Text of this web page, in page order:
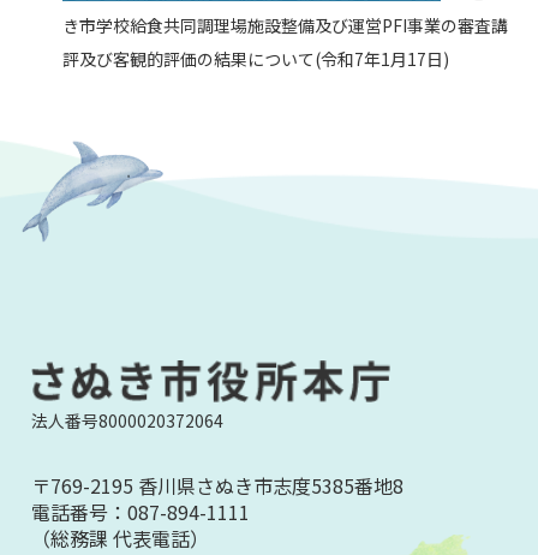
き市学校給食共同調理場施設整備及び運営PFI事業の審査講
評及び客観的評価の結果について(令和7年1月17日)
法人番号8000020372064
〒769-2195 香川県さぬき市志度5385番地8
電話番号：087-894-1111
（総務課 代表電話）